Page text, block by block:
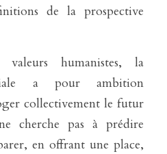
de la prospective
humanistes, la
a pour ambition
collectivement le futur
cherche pas à prédire
en offrant une place,